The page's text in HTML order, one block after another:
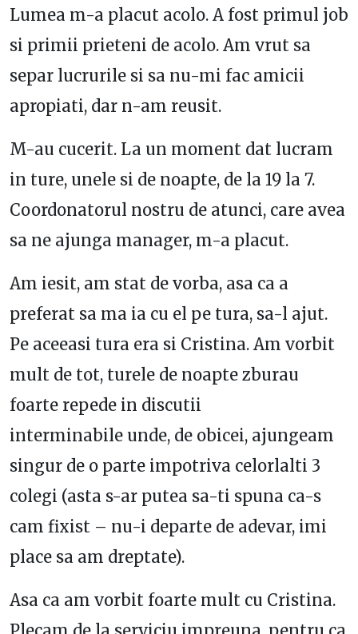
Lumea m-a placut acolo. A fost primul job
si primii prieteni de acolo. Am vrut sa
separ lucrurile si sa nu-mi fac amicii
apropiati, dar n-am reusit.
M-au cucerit. La un moment dat lucram
in ture, unele si de noapte, de la 19 la 7.
Coordonatorul nostru de atunci, care avea
sa ne ajunga manager, m-a placut.
Am iesit, am stat de vorba, asa ca a
preferat sa ma ia cu el pe tura, sa-l ajut.
Pe aceeasi tura era si Cristina. Am vorbit
mult de tot, turele de noapte zburau
foarte repede in discutii
interminabile unde, de obicei, ajungeam
singur de o parte impotriva celorlalti 3
colegi (asta s-ar putea sa-ti spuna ca-s
cam fixist – nu-i departe de adevar, imi
place sa am dreptate).
Asa ca am vorbit foarte mult cu Cristina.